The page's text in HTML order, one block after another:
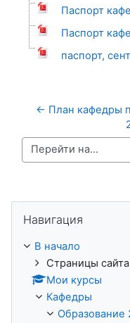
Паспорт
Паспорт
паспорт,
← План кафедры
Перейти на...
Навигация
В начало
Страницы сайта
Мои курсы
Кафедры
Образование